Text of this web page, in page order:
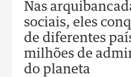
Nas
sociais, eles
de diferentes
milhões de
do planeta